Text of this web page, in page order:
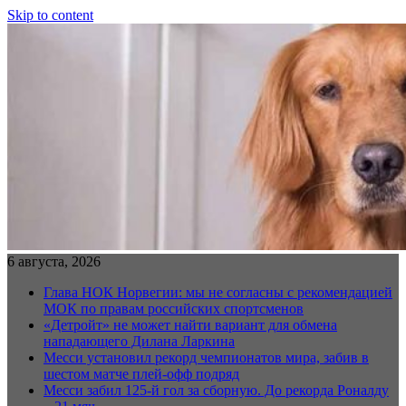
Skip to content
6 августа, 2026
Глава НОК Норвегии: мы не согласны с рекомендацией
МОК по правам российских спортсменов
«Детройт» не может найти вариант для обмена
нападающего Дилана Ларкина
Месси установил рекорд чемпионатов мира, забив в
шестом матче плей‑офф подряд
Месси забил 125-й гол за сборную. До рекорда Роналду